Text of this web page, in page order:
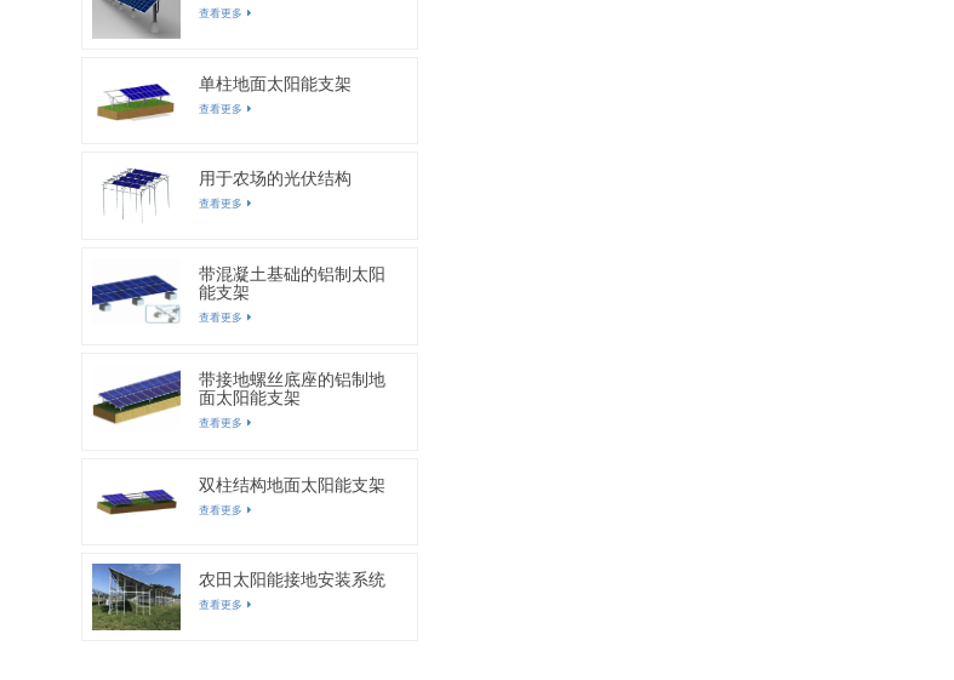
查看更多
单柱地面太阳能支架
查看更多
用于农场的光伏结构
查看更多
带混凝土基础的铝制太阳
能支架
查看更多
带接地螺丝底座的铝制地
面太阳能支架
查看更多
双柱结构地面太阳能支架
查看更多
农田太阳能接地安装系统
查看更多